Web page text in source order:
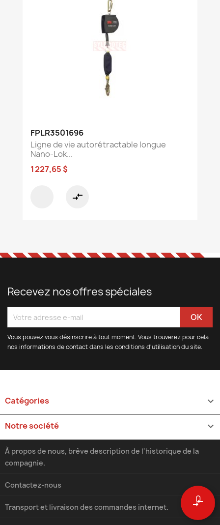
0
compare_arrows
FPLR3501696
Ligne de vie autorétractable longue
Nano-Lok...
1 227,65 $
compare_arrows
Recevez nos offres spéciales
Vous pouvez vous désinscrire à tout moment. Vous trouverez pour cela
nos informations de contact dans les conditions d'utilisation du site.
Catégories 
Notre société 
Transport et livraison des commandes internet.
À propos de nous, brève description de l'historique de la
compagnie.
Contactez-nous